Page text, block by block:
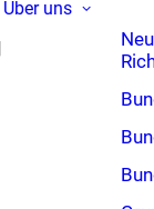
Über uns